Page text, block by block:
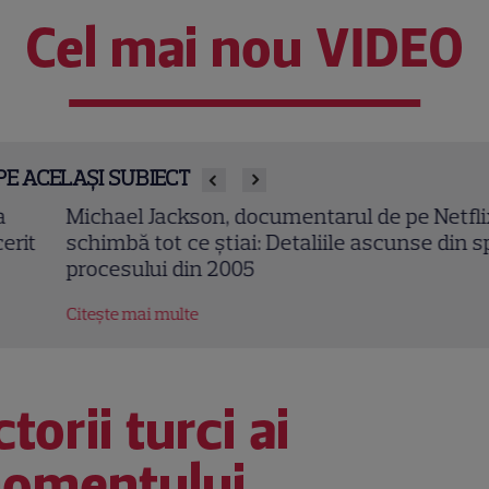
Cel mai nou VIDEO
ACELAȘI SUBIECT
Jackson, documentarul de pe Netflix care
tot ce știai: Detaliile ascunse din spatele
din 2005
mai multe
turci ai